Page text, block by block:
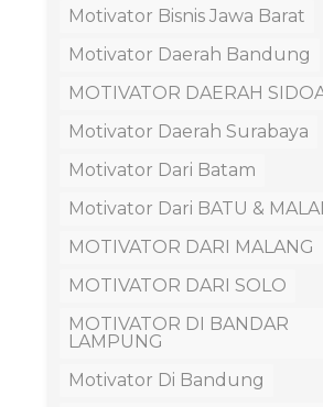
Motivator Bisnis Jawa Barat
Motivator Daerah Bandung
MOTIVATOR DAERAH
Motivator Daerah Surabaya
Motivator Dari Batam
Motivator Dari BATU &
MOTIVATOR DARI MALANG
MOTIVATOR DARI SOLO
MOTIVATOR DI BANDAR
LAMPUNG
Motivator Di Bandung